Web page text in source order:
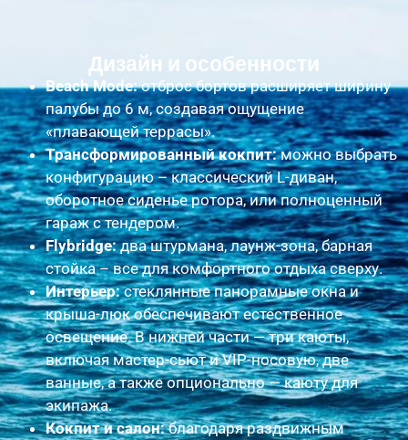
Дизайн и особенности
Beach Mode:отброс бортов расширяет ширину
палубы до 6 м, создавая ощущение
«плавающей террасы».
Трансформированный кокпит:можно выбрать
конфигурацию – классический L-диван,
оборотное сиденье ротора, или полноценный
гараж с тендером.
Flybridge:два штурмана, лаунж-зона, барная
стойка – все для комфортного отдыха сверху.
Интерьер:стеклянные панорамные окна и
крыша-люк обеспечивают естественное
освещение. В нижней части — три каюты,
включая мастер-сьют и VIP-носовую, две
ванные, а также опционально — каюту для
экипажа.
Кокпит и салон:благодаря раздвижным